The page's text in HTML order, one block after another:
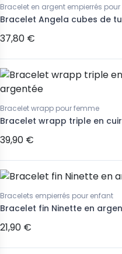
Bracelet en argent empierrés
Bracelet Angela cubes de
37,80 €
Bracelet wrapp pour femme
Bracelet wrapp triple en
39,90 €
Bracelets empierrés pour enfant
Bracelet fin Ninette en
21,90 €